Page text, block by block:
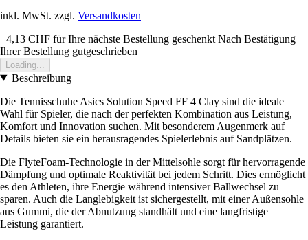
inkl. MwSt. zzgl. Versandkosten
+4,13 CHF für Ihre nächste Bestellung geschenkt Nach Bestätigung
Ihrer Bestellung gutgeschrieben
Loading...
Beschreibung
Die Tennisschuhe Asics Solution Speed FF 4 Clay sind die ideale
Wahl für Spieler, die nach der perfekten Kombination aus Leistung,
Komfort und Innovation suchen. Mit besonderem Augenmerk auf
Details bieten sie ein herausragendes Spielerlebnis auf Sandplätzen.
Die FlyteFoam-Technologie in der Mittelsohle sorgt für hervorragende
Dämpfung und optimale Reaktivität bei jedem Schritt. Dies ermöglicht
es den Athleten, ihre Energie während intensiver Ballwechsel zu
sparen. Auch die Langlebigkeit ist sichergestellt, mit einer Außensohle
aus Gummi, die der Abnutzung standhält und eine langfristige
Leistung garantiert.